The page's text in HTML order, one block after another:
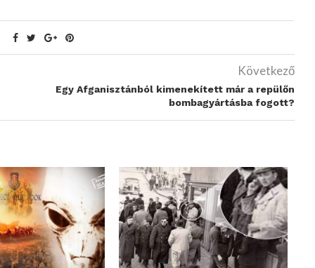
Következő
Egy Afganisztánból kimenekített már a repülőn
bombagyártásba fogott?